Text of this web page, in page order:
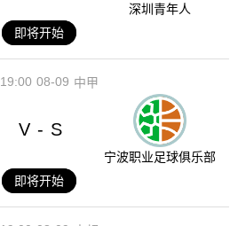
深圳青年人
即将开始
08-09
19:00 中甲
V - S
宁波职业足球俱乐部
即将开始